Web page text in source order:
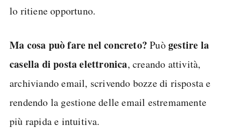
lo ritiene opportuno.
Ma cosa può fare nel concreto?Puògestire la
casella di posta elettronica, creando attività,
archiviando email, scrivendo bozze di risposta e
rendendo la gestione delle email estremamente
più rapida e intuitiva.